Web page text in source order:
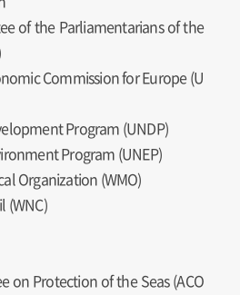
of the Parliamentarians of the
Commission for Europe (U
Program (UNDP)
Program (UNEP)
Organization (WMO)
(WNC)
on Protection of the Seas (ACO